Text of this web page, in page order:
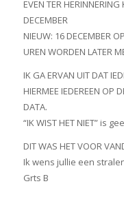
EVEN TER
DECEMBER
NIEUW: 16 DECEMBER
UREN WORDEN LATER
IK GA ERVAN UIT DAT
HIERMEE IEDEREEN OP
DATA.
“IK WIST HET NIET” is
DIT WAS HET VOOR
Ik wens jullie een
Grts B